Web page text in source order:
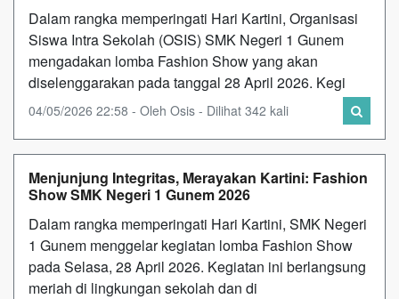
Dalam rangka memperingati Hari Kartini, Organisasi
Siswa Intra Sekolah (OSIS) SMK Negeri 1 Gunem
mengadakan lomba Fashion Show yang akan
diselenggarakan pada tanggal 28 April 2026. Kegi
04/05/2026 22:58 - Oleh Osis - Dilihat 342 kali
Menjunjung Integritas, Merayakan Kartini: Fashion
Show SMK Negeri 1 Gunem 2026
Dalam rangka memperingati Hari Kartini, SMK Negeri
1 Gunem menggelar kegiatan lomba Fashion Show
pada Selasa, 28 April 2026. Kegiatan ini berlangsung
meriah di lingkungan sekolah dan di